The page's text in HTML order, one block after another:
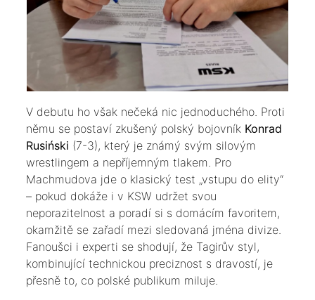
​V debutu ho však nečeká nic jednoduchého. Proti
němu se postaví zkušený polský bojovník Konrad
Rusiński (7-3), který je známý svým silovým
wrestlingem a nepříjemným tlakem. Pro
Machmudova jde o klasický test „vstupu do elity“
– pokud dokáže i v KSW udržet svou
neporazitelnost a poradí si s domácím favoritem,
okamžitě se zařadí mezi sledovaná jména divize.
Fanoušci i experti se shodují, že Tagirův styl,
kombinující technickou preciznost s dravostí, je
přesně to, co polské publikum miluje.